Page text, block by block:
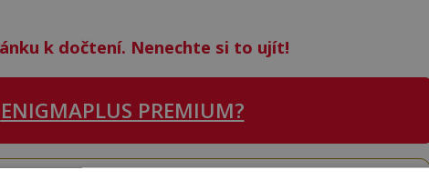
k dočtení. Nenechte si to ujít!
ENIGMAPLUS PREMIUM?